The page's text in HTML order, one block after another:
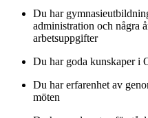
Du har
administration och några
arbetsuppgifter
Du har goda kunskaper i
Du har erfarenhet av
möten